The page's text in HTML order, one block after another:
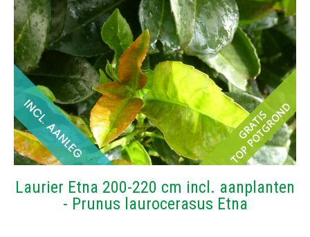
Laurier Etna 200-220 cm incl. aanplanten
- Prunus laurocerasus Etna